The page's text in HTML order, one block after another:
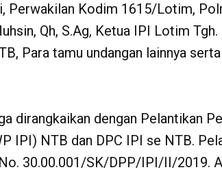
Perwakilan Kodim 1615/Lotim,
Qh, S.Ag, Ketua IPI Lotim Tgh.
Para tamu undangan lainnya
dirangkaikan dengan Pelantikan
IPI) NTB dan DPC IPI se NTB.
30.00.001/SK/DPP/IPI/II/2019.